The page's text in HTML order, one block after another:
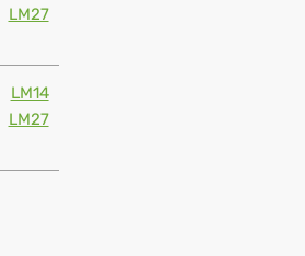
LM27
LM14
LM27